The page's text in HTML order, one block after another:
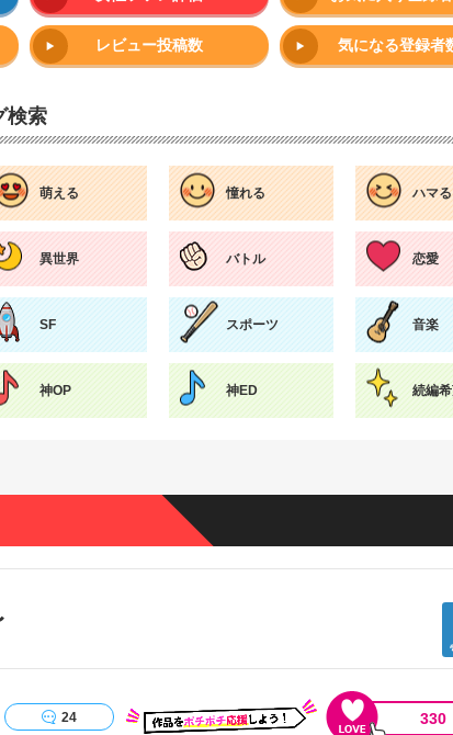
レビュー投稿数 気になる登録者
検索
萌える 憧れる ハマる
異世界 バトル 恋愛
SF スポーツ 音楽
神OP 神ED 続編
24 330